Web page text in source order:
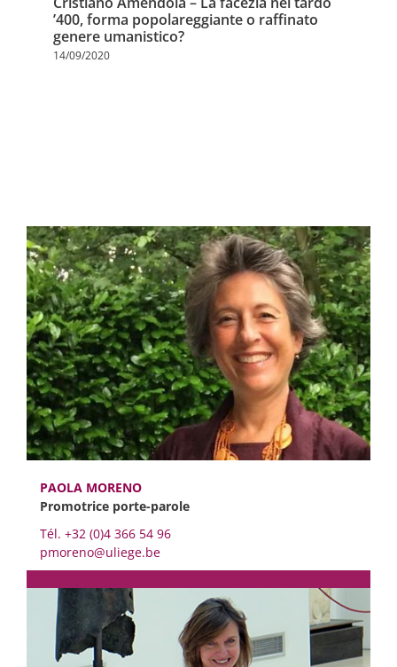
’400, forma popolareggiante o raffinato
genere umanistico?
14/09/2020
PAOLA MORENO
Promotrice porte-parole
Tél. +32 (0)4 366 54 96
pmoreno@uliege.be